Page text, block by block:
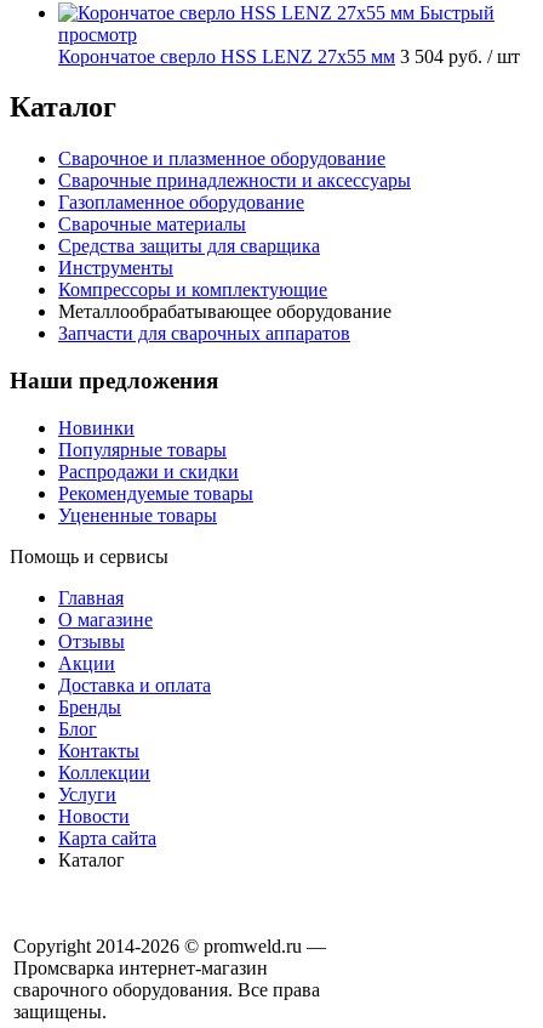
Быстрый
просмотр
Корончатое сверло HSS LENZ 27x55 мм 3 504 руб. / шт
Каталог
Сварочное и плазменное оборудование
Сварочные принадлежности и аксессуары
Газопламенное оборудование
Сварочные материалы
Средства защиты для сварщика
Инструменты
Компрессоры и комплектующие
Металлообрабатывающее оборудование
Запчасти для сварочных аппаратов
Наши предложения
Новинки
Популярные товары
Распродажи и скидки
Рекомендуемые товары
Уцененные товары
Помощь и сервисы
Главная
О магазине
Отзывы
Акции
Доставка и оплата
Бренды
Блог
Контакты
Коллекции
Услуги
Новости
Карта сайта
Каталог
Copyright 2014-2026 © promweld.ru —
Промсварка интернет-магазин
сварочного оборудования. Все права
защищены.